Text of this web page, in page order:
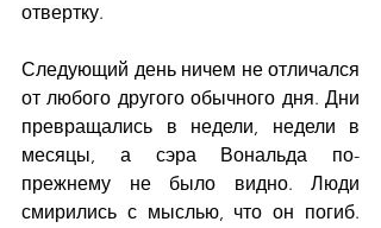
отвертку.
Следующий день ничем не отличался
от любого другого обычного дня. Дни
превращались в недели, недели в
месяцы, а сэра Вональда по-
прежнему не было видно. Люди
смирились с мыслью, что он погиб.